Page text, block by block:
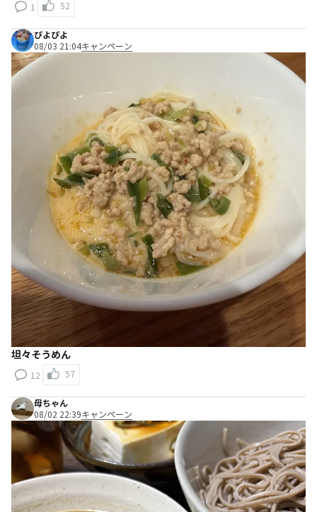
1 52
ぴよぴよ
08/03 21:04キャンペーン
坦々そうめん
12 57
母ちゃん
08/02 22:39キャンペーン